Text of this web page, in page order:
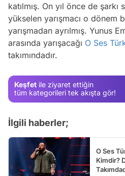
katılmış. On yıl önce de
yükselen yarışmacı o dönem
yarışmadan ayrılmış. Yunus
arasında yarışacağı O Ses
takımındadır.
Keşfet ile ziyaret ettiğin
tüm kategorileri tek akışta gör!
İlgili haberler;
O Ses
Kimdir?